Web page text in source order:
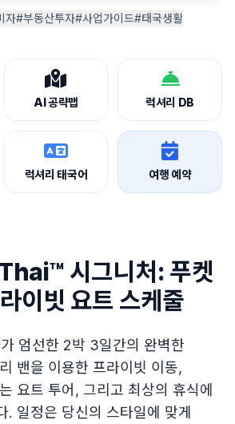
자#부동산투자#사업가이드#태국생활
AI 공략맵 럭셔리 DB
럭셔리 태국어 여행 예약
시그니처: 푸켓
이빗 요트 스케줄
엄선한 2박 3일간의 완벽한
밴을 이용한 프라이빗 이동,
요트 투어, 그리고 최상의 휴식에
. 일정은 당신의 스타일에 맞게